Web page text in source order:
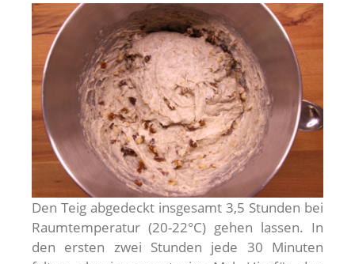
Den Teig abgedeckt insgesamt 3,5 Stunden bei
Raumtemperatur (20-22°C) gehen lassen. In
den ersten zwei Stunden jede 30 Minuten